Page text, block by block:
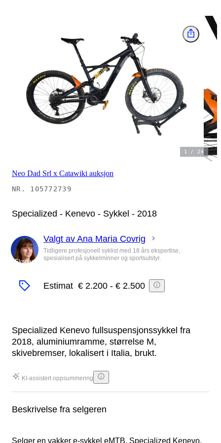
1 / 24
Neo Dad Srl x Catawiki auksjon
NR. 105772739
Specialized - Kenevo - Sykkel - 2018
Ekspert
Valgt av Ana Maria Covrig
Tidligere profesjonell syklist med 18 års ekspertise,
spesialisert på sykkelminner og sportsutstyr.
Estimat € 2.200 - € 2.500
Specialized Kenevo fullsuspensjonssykkel fra
2018, aluminiumramme, størrelse M,
skivebremser, lokalisert i Italia, brukt.
KI-assistert oppsummering
Beskrivelse fra selgeren
Selger en vakker e-sykkel eMTB, Specialized Kenevo,